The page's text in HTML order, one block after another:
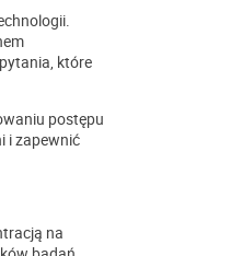
które
postępu
i zapewnić
na